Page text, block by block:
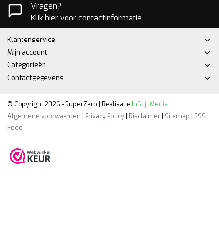
Vragen?
Klik hier voor contactinformatie
Klantenservice
Mijn account
Categorieën
Contactgegevens
© Copyright 2026 - SuperZero | Realisatie InStijl Media
Algemene voorwaarden | Privacy Policy| Disclaimer| Sitemap | RSS
Feed